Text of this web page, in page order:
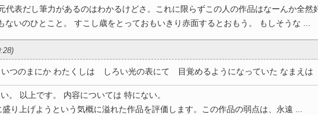
代表だし筆力があるのはわかるけどさ。これに限らずこの人の作品はなーんか全然
ないのひとこと。 すこし歳をとっておもいきり赤面するとおもう。 もしそうな ...
つのまにか わたくしは しろい光の表にて 目覚めるようになっていた なまえ
。 以上です。 内容については 特にない。
り上げようという気概に溢れた作品を評価します。この作品の弱点は、永遠 ...